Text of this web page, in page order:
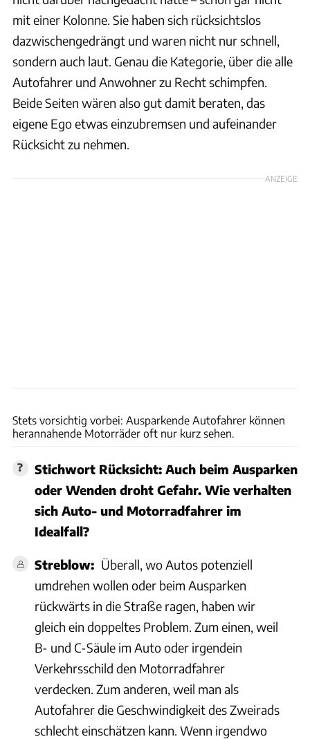
mit einer Kolonne. Sie haben sich rücksichtslos
dazwischengedrängt und waren nicht nur schnell,
sondern auch laut. Genau die Kategorie, über die alle
Autofahrer und Anwohner zu Recht schimpfen.
Beide Seiten wären also gut damit beraten, das
eigene Ego etwas einzubremsen und aufeinander
Rücksicht zu nehmen.
ANZEIGE
Stets vorsichtig vorbei: Ausparkende Autofahrer können
herannahende Motorräder oft nur kurz sehen.
Stichwort Rücksicht: Auch beim Ausparken
oder Wenden droht Gefahr. Wie verhalten
sich Auto- und Motorradfahrer im
Idealfall?
Streblow: Überall, wo Autos potenziell
umdrehen wollen oder beim Ausparken
rückwärts in die Straße ragen, haben wir
gleich ein doppeltes Problem. Zum einen, weil
B- und C-Säule im Auto oder irgendein
Verkehrsschild den Motorradfahrer
verdecken. Zum anderen, weil man als
Autofahrer die Geschwindigkeit des Zweirads
schlecht einschätzen kann. Wenn irgendwo